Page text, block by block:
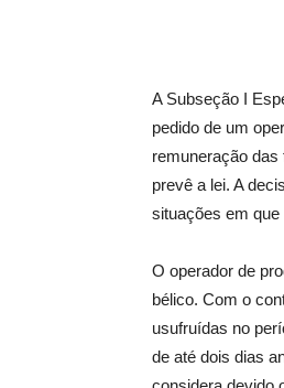
A Subseção I
pedido de um
remuneração
prevê a lei. A
situações em
O operador de
bélico. Com o
usufruídas no
de até dois dias